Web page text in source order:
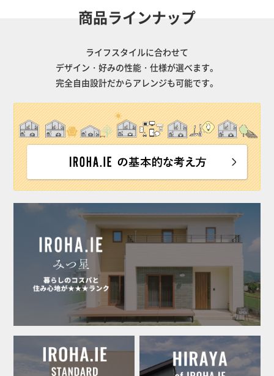
商品ラインナップ
ライフスタイルに合わせて
デザイン・好みの性能・仕様が選べます。
完全自由設計だからアレンジも可能です。